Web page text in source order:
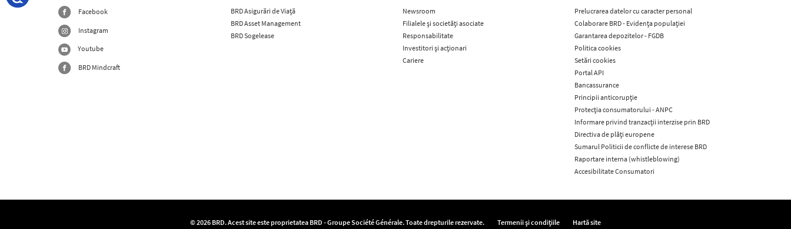
Facebook
Instagram
Youtube
BRD Mindcraft
BRD Asigurări de Viață
BRD Asset Management
BRD Sogelease
Newsroom
Filialele și societăți asociate
Responsabilitate
Investitori și acționari
Cariere
Prelucrarea datelor cu caracter personal
Colaborare BRD - Evidența populației
Garantarea depozitelor - FGDB
Politica cookies
Setări cookies
Portal API
Bancassurance
Principii anticorupţie
Protecţia consumatorului - ANPC
Informare privind tranzacții interzise prin BRD
Directiva de plăți europene
Sumarul Politicii de conflicte de interese BRD
Raportare interna (whistleblowing)
Accesibilitate Consumatori
© 2026 BRD. Acest site este proprietatea BRD - Groupe Société Générale. Toate drepturile rezervate. Termenii și condițiile Hartă site